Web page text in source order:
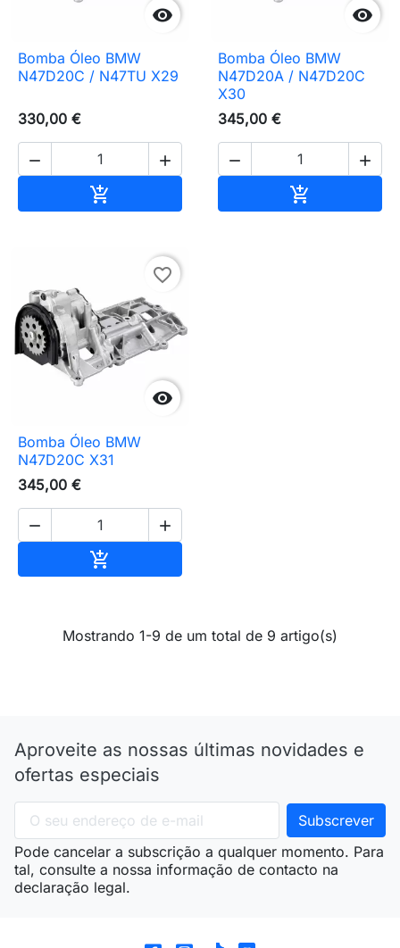

Bomba Óleo BMW
N47D20C / N47TU X29
330,00 €
 


Bomba Óleo BMW
N47D20A / N47D20C
X30
345,00 €
 


favorite_border
Bomba Óleo BMW
N47D20C X31
345,00 €
 

Mostrando 1-9 de um total de 9 artigo(s)
Aproveite as nossas últimas novidades e
ofertas especiais
Pode cancelar a subscrição a qualquer momento. Para
tal, consulte a nossa informação de contacto na
declaração legal.